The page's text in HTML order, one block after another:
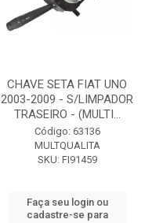
CHAVE SETA FIAT UNO
2003-2009 - S/LIMPADOR
TRASEIRO - (MULTI...
Código: 63136
MULTQUALITA
SKU: FI91459
Faça seu login ou
cadastre-se para